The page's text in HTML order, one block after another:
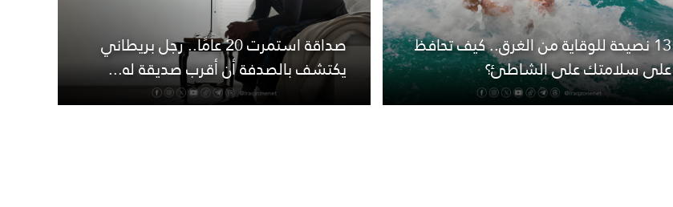
13 نصيحة للوقاية من الغرق.. كيف تحافظ
على سلامتك على الشاطئ؟
صداقة استمرت 20 عامًا.. رجل بريطاني
يكتشف بالصدفة أن أقرب صديقة له...